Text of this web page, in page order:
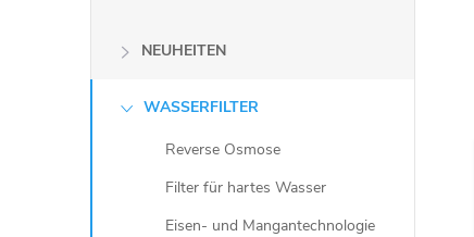
s
NEUHEITEN
WASSERFILTER
Reverse Osmose
Filter für hartes Wasser
Eisen- und Mangantechnologie